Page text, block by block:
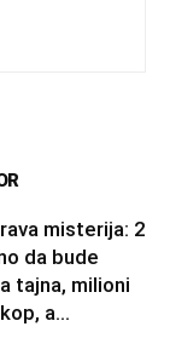
misterija: 2
da bude
tajna, milioni
a...